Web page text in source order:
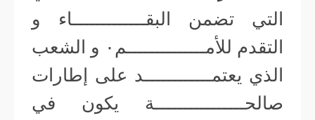
التي تضمن البقـــــــــــــاء و
التقدم للأمــــــــــــــم٠ و الشعب
الذي يعتمــــــــــــد على إطارات
صالحــــــــــــــــة يكون في